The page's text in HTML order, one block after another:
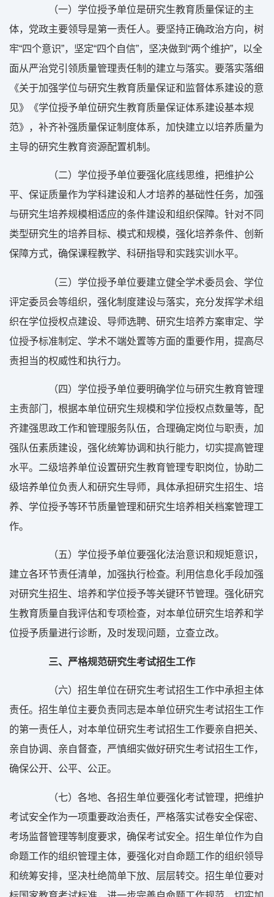
（一）学位授予单位是研究生教育质量保证的主
体，党政主要领导是第一责任人。要坚持正确政治方向，树
牢“四个意识”，坚定“四个自信”，坚决做到“两个维护”，以全
面从严治党引领质量管理责任制的建立与落实。要落实落细
《关于加强学位与研究生教育质量保证和监督体系建设的意
见》《学位授予单位研究生教育质量保证体系建设基本规
范》，补齐补强质量保证制度体系，加快建立以培养质量为
主导的研究生教育资源配置机制。
（二）学位授予单位要强化底线思维，把维护公
平、保证质量作为学科建设和人才培养的基础性任务，加强
与研究生培养规模相适应的条件建设和组织保障。针对不同
类型研究生的培养目标、模式和规模，强化培养条件、创新
保障方式，确保课程教学、科研指导和实践实训水平。
（三）学位授予单位要建立健全学术委员会、学位
评定委员会等组织，强化制度建设与落实，充分发挥学术组
织在学位授权点建设、导师选聘、研究生培养方案审定、学
位授予标准制定、学术不端处置等方面的重要作用，提高尽
责担当的权威性和执行力。
（四）学位授予单位要明确学位与研究生教育管理
主责部门，根据本单位研究生规模和学位授权点数量等，配
齐建强思政工作和管理服务队伍，合理确定岗位与职责，加
强队伍素质建设，强化统筹协调和执行能力，切实提高管理
水平。二级培养单位设置研究生教育管理专职岗位，协助二
级培养单位负责人和研究生导师，具体承担研究生招生、培
养、学位授予等环节质量管理和研究生培养相关档案管理工
作。
（五）学位授予单位要强化法治意识和规矩意识，
建立各环节责任清单，加强执行检查。利用信息化手段加强
对研究生招生、培养和学位授予等关键环节管理。强化研究
生教育质量自我评估和专项检查，对本单位研究生培养和学
位授予质量进行诊断，及时发现问题，立查立改。
三、严格规范研究生考试招生工作
（六）招生单位在研究生考试招生工作中承担主体
责任。招生单位主要负责同志是本单位研究生考试招生工作
的第一责任人，对本单位研究生考试招生工作要亲自把关、
亲自协调、亲自督查，严慎细实做好研究生考试招生工作，
确保公开、公平、公正。
（七）各地、各招生单位要强化考试管理，把维护
考试安全作为一项重要政治责任，严格落实试卷安全保密、
考场监督管理等制度要求，确保考试安全。招生单位作为自
命题工作的组织管理主体，要强化对自命题工作的组织领导
和统筹安排，坚决杜绝简单下放、层层转交。招生单位要对